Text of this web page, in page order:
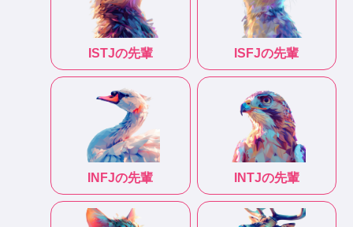
ISTJの先輩 ISFJの先輩
INFJの先輩 INTJの先輩